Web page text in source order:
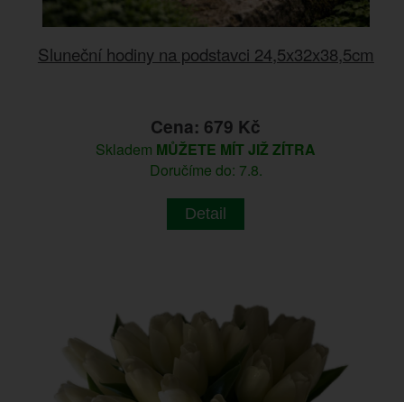
Sluneční hodiny na podstavci 24,5x32x38,5cm
Cena: 679 Kč
Skladem MŮŽETE MÍT JIŽ ZÍTRA
Doručíme do: 7.8.
Detail